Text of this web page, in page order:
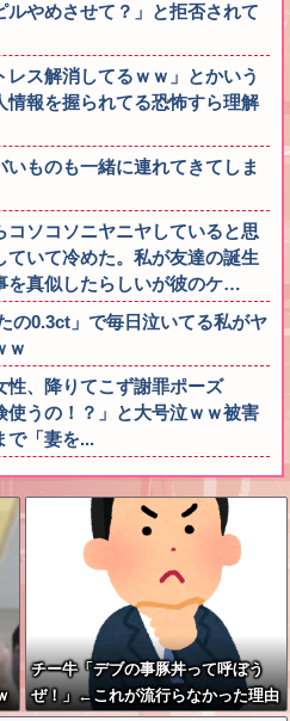
ルやめさせて？」と拒否されて
レス解消してるｗｗ」とかいう
報を握られてる恐怖すら理解
いものも一緒に連れてきてしま
ソコソニヤニヤしていると思
ていて冷めた。私が友達の誕生
を真似したらしいが彼のケ…
の0.3ct」で毎日泣いてる私がヤ
ｗ
性、降りてこず謝罪ポーズ
うの！？」と大号泣ｗｗ被害
で「妻を...
チー牛「デブの事豚丼って呼ぼう
ぜ！」←これが流行らなかった理由